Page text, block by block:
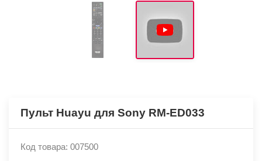
Пульт Huayu для Sony RM-ED033
Код товара: 007500